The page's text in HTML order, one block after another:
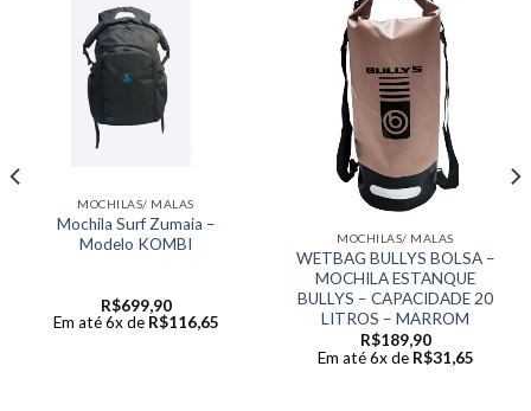
MOCHILAS/ MALAS
Mochila Surf Zumaia –
Modelo KOMBI
R$699,90
Em até 6x de R$116,65
MOCHILAS/ MALAS
WETBAG BULLYS BOLSA –
MOCHILA ESTANQUE
BULLYS – CAPACIDADE 20
LITROS – MARROM
R$189,90
Em até 6x de R$31,65